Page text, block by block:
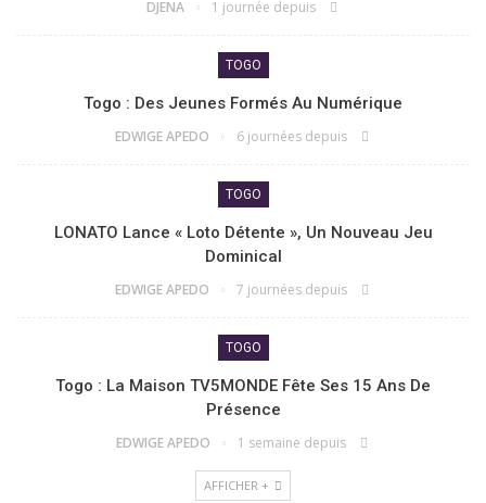
DJENA 1 journée depuis
TOGO
Togo : Des Jeunes Formés Au Numérique
EDWIGE APEDO 6 journées depuis
TOGO
LONATO Lance « Loto Détente », Un Nouveau Jeu
Dominical
EDWIGE APEDO 7 journées depuis
TOGO
Togo : La Maison TV5MONDE Fête Ses 15 Ans De
Présence
EDWIGE APEDO 1 semaine depuis
AFFICHER +